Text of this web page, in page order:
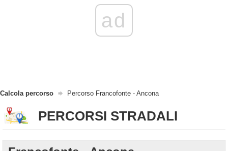
ad
Calcola percorso Percorso Francofonte - Ancona
PERCORSI STRADALI